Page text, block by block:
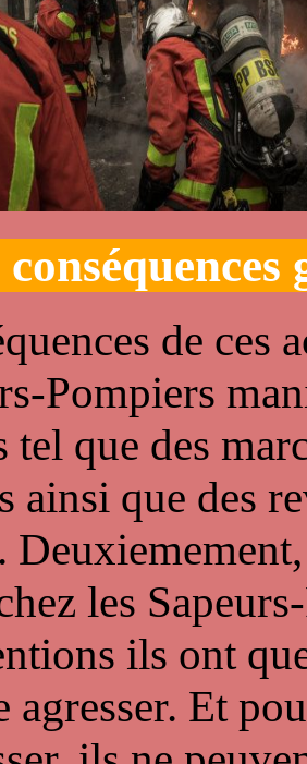
de ces
Pompiers
tel que des
ainsi que des
les
ils ont
agresser. Et